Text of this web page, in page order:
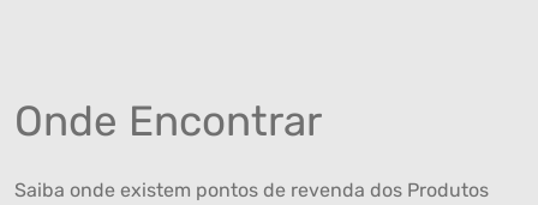
Onde Encontrar
Saiba onde existem pontos de revenda dos Produtos